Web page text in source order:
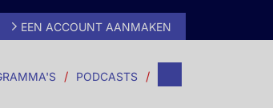
EEN ACCOUNT AANMAKEN
PODCASTS